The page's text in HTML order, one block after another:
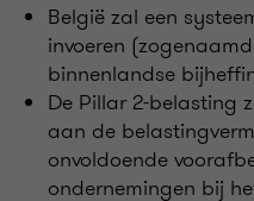
België zal een
invoeren
binnenlandse
De Pillar 2-belasting
aan de
onvoldoende
ondernemingen bij